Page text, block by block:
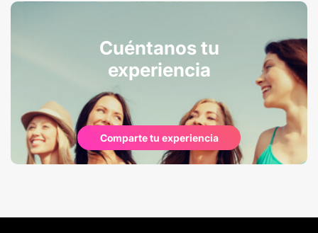
Cuéntanos tu
experiencia
Comparte tu experiencia